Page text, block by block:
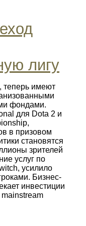
лигу
теперь имеют
фондами.
для Dota 2 и
в призовом
становятся
зрителей
услуг по
усилило
Бизнес-
инвестиции
mainstream